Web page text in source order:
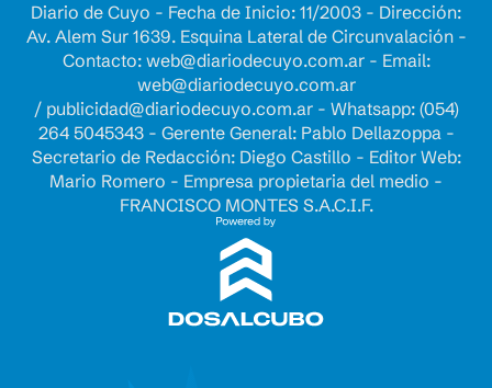
Diario de Cuyo - Fecha de Inicio: 11/2003 - Dirección:
Av. Alem Sur 1639. Esquina Lateral de Circunvalación -
Contacto: web@diariodecuyo.com.ar- Email:
web@diariodecuyo.com.ar
/ publicidad@diariodecuyo.com.ar- Whatsapp: (054)
264 5045343 - Gerente General: Pablo Dellazoppa -
Secretario de Redacción: Diego Castillo - Editor Web:
Mario Romero - Empresa propietaria del medio -
FRANCISCO MONTES S.A.C.I.F.